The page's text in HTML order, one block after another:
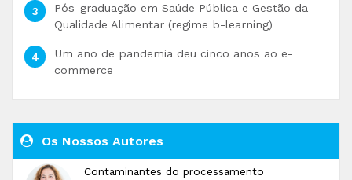
Pós-graduação em Saúde Pública e Gestão da
Qualidade Alimentar (regime b-learning)
Um ano de pandemia deu cinco anos ao e-
commerce
Os Nossos Autores
Contaminantes do processamento